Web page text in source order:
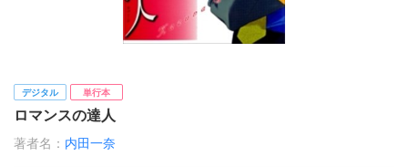
デジタル 単行本
ロマンスの達人
著者名： 内田一奈